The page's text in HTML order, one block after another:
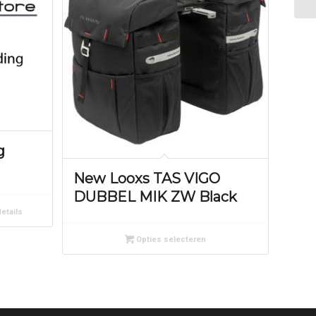
New Looxs TAS VIGO
DUBBEL MIK ZW Black
Opties selecteren